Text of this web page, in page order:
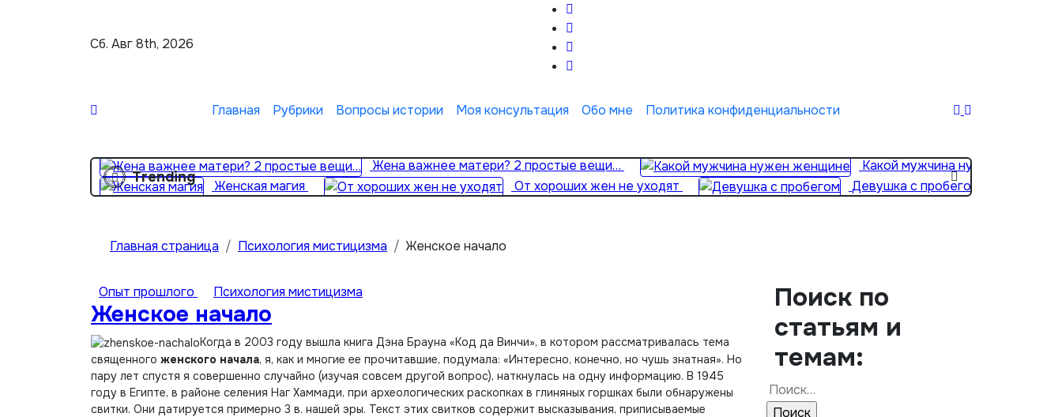
Сб. Авг 8th, 2026
Главная Рубрики Вопросы истории Моя консультация Обо мне Политика конфиденциальности
Trending
Жена важнее матери? 2 простые вещи…
Какой мужчина нужен женщине
Женская магия
От хороших жен не уходят Девушка с пробегом
Главная страница Психология мистицизма Женское начало
Опыт прошлого Психология мистицизма
Женское начало
Когда в 2003 году вышла книга Дэна Брауна «Код да Винчи», в котором рассматривалась тема
священного женского начала, я, как и многие ее прочитавшие, подумала: «Интересно, конечно, но чушь знатная». Но
пару лет спустя я совершенно случайно (изучая совсем другой вопрос), наткнулась на одну информацию. В 1945
году в Египте, в районе селения Наг Хаммади, при археологических раскопках в глиняных горшках были обнаружены
свитки. Они датируется примерно 3 в. нашей эры. Текст этих свитков содержит высказывания, приписываемые
Поиск по
статьям и
темам:
Найти: